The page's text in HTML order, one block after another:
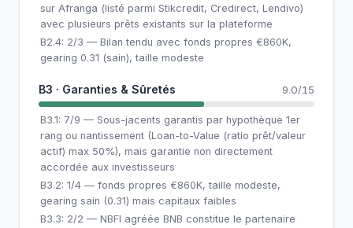
sur Afranga (listé parmi Stikcredit, Credirect, Lendivo)
avec plusieurs prêts existants sur la plateforme
B2.4: 2/3 — Bilan tendu avec fonds propres €860K,
gearing 0.31 (sain), taille modeste
B3 · Garanties & Sûretés 9.0/15
B3.1: 7/9 — Sous-jacents garantis par hypothèque 1er
rang ou nantissement (Loan-to-Value (ratio prêt/valeur
actif) max 50%), mais garantie non directement
accordée aux investisseurs
B3.2: 1/4 — fonds propres €860K, taille modeste,
gearing sain (0.31) mais capitaux faibles
B3.3: 2/2 — NBFI agréée BNB constitue le partenaire